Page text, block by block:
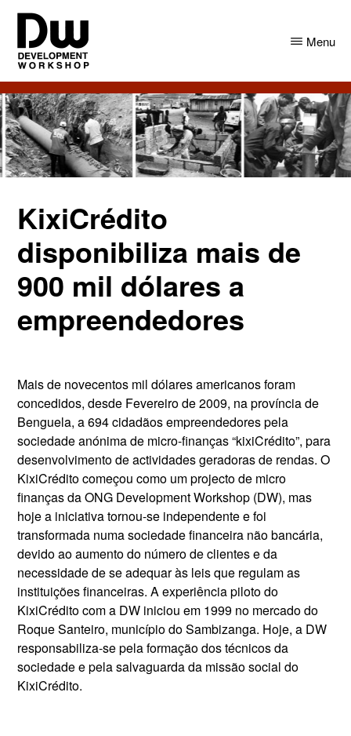
Skip
main
content
Skip
primary
sidebar
DW
Angola
Development
Workshop
Angola
Menu
KixiCrédito
disponibiliza mais de
900 mil dólares a
empreendedores
Mais de novecentos mil dólares americanos foram
concedidos, desde Fevereiro de 2009, na província de
Benguela, a 694 cidadãos empreendedores pela
sociedade anónima de micro-finanças “kixiCrédito”, para
desenvolvimento de actividades geradoras de rendas. O
KixiCrédito começou como um projecto de micro
finanças da ONG Development Workshop (DW), mas
hoje a iniciativa tornou-se independente e foi
transformada numa sociedade financeira não bancária,
devido ao aumento do número de clientes e da
necessidade de se adequar às leis que regulam as
instituições financeiras. A experiência piloto do
KixiCrédito com a DW iniciou em 1999 no mercado do
Roque Santeiro, município do Sambizanga. Hoje, a DW
responsabiliza-se pela formação dos técnicos da
sociedade e pela salvaguarda da missão social do
KixiCrédito.